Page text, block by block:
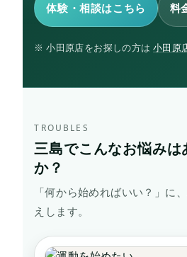
体験・相談はこちら 料
※ 小田原店をお探しの方は小田原
TROUBLES
三島でこんなお悩みは
か？
「何から始めればいい？」に
えします。